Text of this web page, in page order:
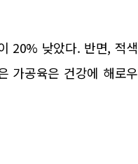
20% 낮았다. 반면, 적색
가공육은 건강에 해로우